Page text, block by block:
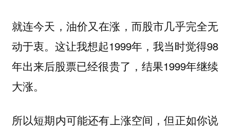
就连今天，油价又在涨，而股市几乎完全无
动于衷。这让我想起1999年，我当时觉得98
年出来后股票已经很贵了，结果1999年继续
大涨。
所以短期内可能还有上涨空间，但正如你说